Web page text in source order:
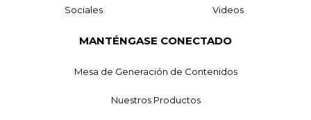
Sociales Videos
MANTÉNGASE CONECTADO
Mesa de Generación de Contenidos
Nuestros Productos